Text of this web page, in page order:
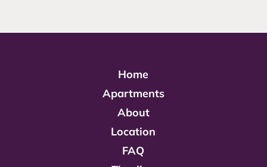
Home
Apartments
About
Location
FAQ